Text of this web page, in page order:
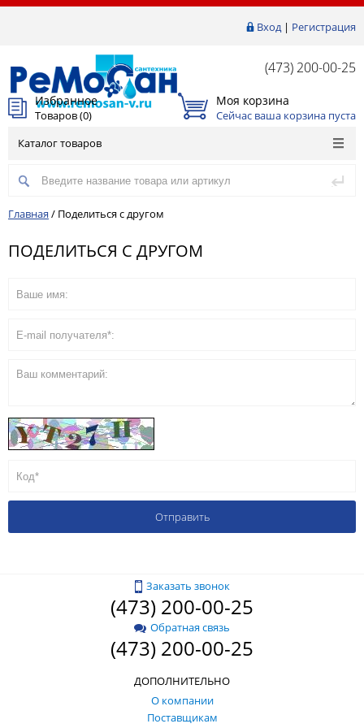
Вход| Регистрация
(473) 200-00-25
Избранное
Товаров (0)
Моя корзина
Сейчас ваша корзина пуста
Каталог товаров
Главная / Поделиться с другом
ПОДЕЛИТЬСЯ С ДРУГОМ
Заказать звонок
(473) 200-00-25
Обратная связь
(473) 200-00-25
ДОПОЛНИТЕЛЬНО
О компании
Поставщикам